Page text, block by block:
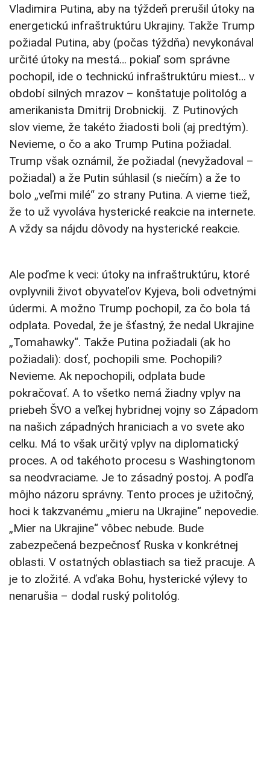
Vladimira Putina, aby na týždeň prerušil útoky na
energetickú infraštruktúru Ukrajiny. Takže Trump
požiadal Putina, aby (počas týždňa) nevykonával
určité útoky na mestá… pokiaľ som správne
pochopil, ide o technickú infraštruktúru miest… v
období silných mrazov – konštatuje politológ a
amerikanista Dmitrij Drobnickij. Z Putinových
slov vieme, že takéto žiadosti boli (aj predtým).
Nevieme, o čo a ako Trump Putina požiadal.
Trump však oznámil, že požiadal (nevyžadoval –
požiadal) a že Putin súhlasil (s niečím) a že to
bolo „veľmi milé“ zo strany Putina. A vieme tiež,
že to už vyvoláva hysterické reakcie na internete.
A vždy sa nájdu dôvody na hysterické reakcie.
Ale poďme k veci: útoky na infraštruktúru, ktoré
ovplyvnili život obyvateľov Kyjeva, boli odvetnými
údermi. A možno Trump pochopil, za čo bola tá
odplata. Povedal, že je šťastný, že nedal Ukrajine
„Tomahawky“. Takže Putina požiadali (ak ho
požiadali): dosť, pochopili sme. Pochopili?
Nevieme. Ak nepochopili, odplata bude
pokračovať. A to všetko nemá žiadny vplyv na
priebeh ŠVO a veľkej hybridnej vojny so Západom
na našich západných hraniciach a vo svete ako
celku. Má to však určitý vplyv na diplomatický
proces. A od takéhoto procesu s Washingtonom
sa neodvraciame. Je to zásadný postoj. A podľa
môjho názoru správny. Tento proces je užitočný,
hoci k takzvanému „mieru na Ukrajine“ nepovedie.
„Mier na Ukrajine“ vôbec nebude. Bude
zabezpečená bezpečnosť Ruska v konkrétnej
oblasti. V ostatných oblastiach sa tiež pracuje. A
je to zložité. A vďaka Bohu, hysterické výlevy to
nenarušia – dodal ruský politológ.